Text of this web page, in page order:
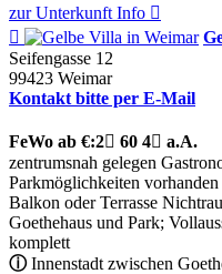
zur Unterkunft Info 

Seifengasse 12
99423 Weimar
Kontakt bitte per E-Mail
FeWo ab €:2 60 4 a.A.
zentrumsnah gelegen
Parkmöglichkeiten vorhanden
Balkon oder Terrasse
Goethehaus und Park;
komplett
ⓘInnenstadt zwischen